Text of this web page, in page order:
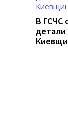
В ГСЧС
детали